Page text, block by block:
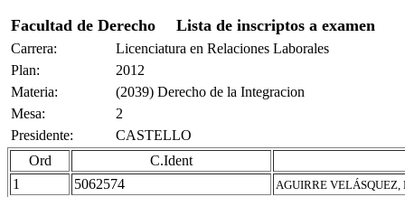
Facultad de Derecho Lista de inscriptos a examen
Carrera:
Licenciatura en Relaciones Laborales
Plan:
2012
Materia:
(2039) Derecho de la Integracion
Mesa:
2
Presidente:
CASTELLO
Ord
C.Ident
1
5062574 AGUIRRE